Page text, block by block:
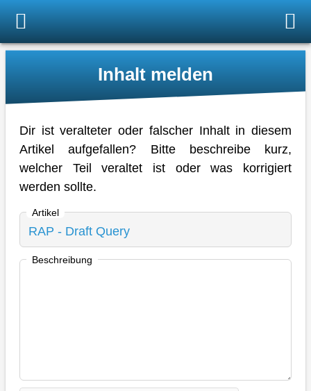
Inhalt melden
Dir ist veralteter oder falscher Inhalt in diesem
Artikel aufgefallen? Bitte beschreibe kurz,
welcher Teil veraltet ist oder was korrigiert
werden sollte.
Artikel
Beschreibung